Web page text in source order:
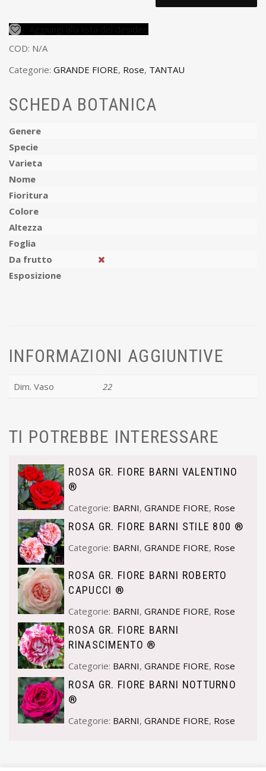
COD: N/A
Categorie: GRANDE FIORE, Rose, TANTAU
SCHEDA BOTANICA
Genere
Specie
Varieta
Nome
Fioritura
Colore
Altezza
Foglia
Da frutto
Esposizione
INFORMAZIONI AGGIUNTIVE
Dim. Vaso 22
TI POTREBBE INTERESSARE
ROSA GR. FIORE BARNI VALENTINO
®
Categorie: BARNI,GRANDE FIORE, Rose
ROSA GR. FIORE BARNI STILE 800 ®
Categorie: BARNI,GRANDE FIORE, Rose
ROSA GR. FIORE BARNI ROBERTO
CAPUCCI ®
Categorie: BARNI,GRANDE FIORE, Rose
ROSA GR. FIORE BARNI
RINASCIMENTO ®
Categorie: BARNI,GRANDE FIORE, Rose
ROSA GR. FIORE BARNI NOTTURNO
®
Categorie: BARNI,GRANDE FIORE, Rose